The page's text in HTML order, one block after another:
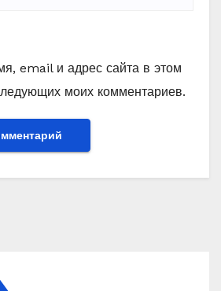
email и адрес сайта в этом
моих комментариев.